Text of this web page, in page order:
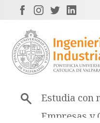
Estudia con
Empresas y